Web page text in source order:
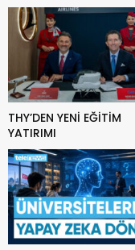
THY’DEN YENİ EĞİTİM
YATIRIMI